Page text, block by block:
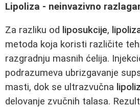
Lipoliza - neinvazivno
Za razliku od liposukcije,
metoda koja koristi različite
razgradnju masnih ćelija.
podrazumeva ubrizgavanje
masti, dok se ultrazvučna
delovanje zvučnih talasa.